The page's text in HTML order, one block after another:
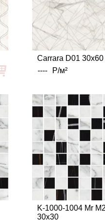
Carrara D01 30x60
----
Р/м²
K-1000-1004 Mr
30x30